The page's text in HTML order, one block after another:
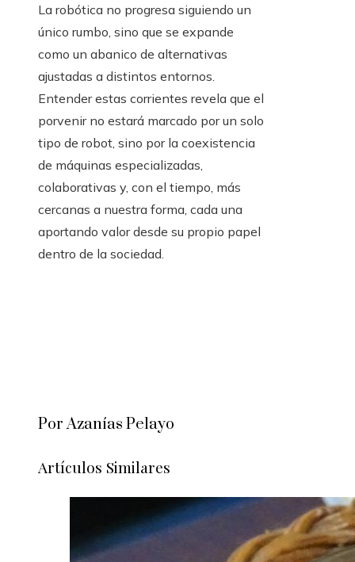
La robótica no progresa siguiendo un
único rumbo, sino que se expande
como un abanico de alternativas
ajustadas a distintos entornos.
Entender estas corrientes revela que el
porvenir no estará marcado por un solo
tipo de robot, sino por la coexistencia
de máquinas especializadas,
colaborativas y, con el tiempo, más
cercanas a nuestra forma, cada una
aportando valor desde su propio papel
dentro de la sociedad.
Por Azanías Pelayo
Artículos Similares